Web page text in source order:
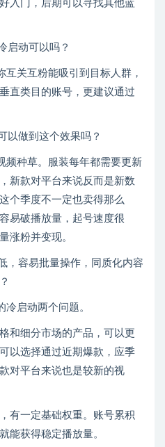
入门，后期可以寻找其他蓝
启动可以吗？
关互粉能吸引到目标人群，
直类目的账号，更建议通过
以做到这个效果吗？
频种草。服装每年都需要更新
新款对平台来说反而是新数
个季度不一定也卖得那么
易破播放量，起号速度很
涨粉并变现。
，容易批量操作，同质化内容
启动两个问题。
和细分市场的产品，可以更
以选择通过近期爆款，应季
对平台来说也是较新的视
有一定基础权重。账号累积
能获得稳定播放量。